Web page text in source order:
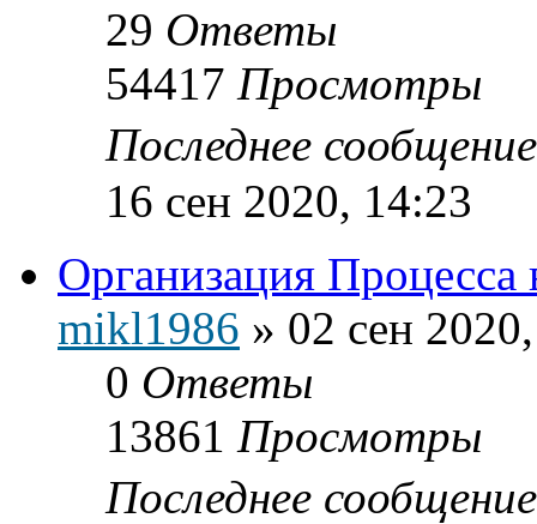
29 Ответы
54417 Просмотры
Последнее
16 сен 2020, 14:23
Организация
mikl1986 » 02 сен
0 Ответы
13861 Просмотры
Последнее